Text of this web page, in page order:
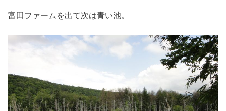
富田ファームを出て次は青い池。